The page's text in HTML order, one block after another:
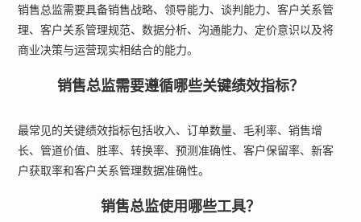
销售总监需要具备销售战略、领导能力、谈判能力、客户关系管
理、客户关系管理规范、数据分析、沟通能力、定价意识以及将
商业决策与运营现实相结合的能力。
销售总监需要遵循哪些关键绩效指标？
最常见的关键绩效指标包括收入、订单数量、毛利率、销售增
长、管道价值、胜率、转换率、预测准确性、客户保留率、新客
户获取率和客户关系管理数据准确性。
销售总监使用哪些工具？